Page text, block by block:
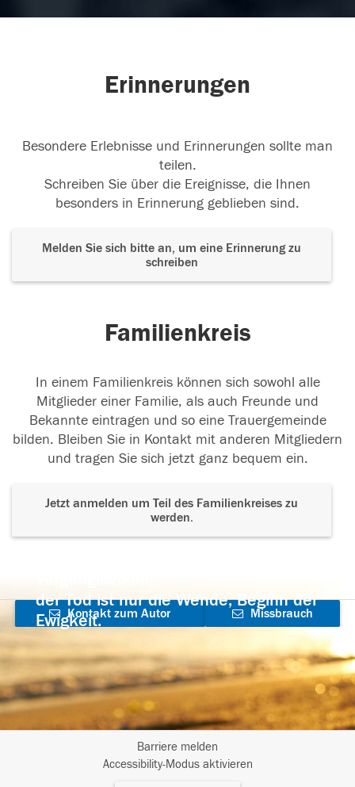
Erinnerungen
Besondere Erlebnisse und Erinnerungen sollte man
teilen.
Schreiben Sie über die Ereignisse, die Ihnen
besonders in Erinnerung geblieben sind.
Melden Sie sich bitte an, um eine Erinnerung zu
schreiben
Familienkreis
In einem Familienkreis können sich sowohl alle
Mitglieder einer Familie, als auch Freunde und
Bekannte eintragen und so eine Trauergemeinde
bilden. Bleiben Sie in Kontakt mit anderen Mitgliedern
und tragen Sie sich jetzt ganz bequem ein.
Jetzt anmelden um Teil des Familienkreises zu
werden.
der Tod ist nur die Wende, Beginn der
Ewigkeit.
Kontakt zum Autor
aufnehmen
Missbrauch
Barriere melden
Accessibility-Modus aktivieren